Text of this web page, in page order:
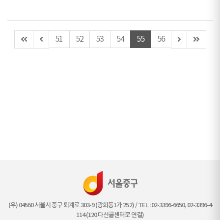
첫
페
이
전
51 52 53 54 55 56
다
음
마
지
(우) 04560 서울시 중구 퇴계로 303-9 (광희동1가 252) / TEL : 02-3396-6650, 02-3396-4
114 (120 다산콜센터로 연결)